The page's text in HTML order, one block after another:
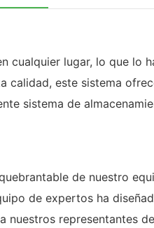
cualquier lugar, lo que lo
este sistema
sistema de
de nuestro
de expertos ha
representantes